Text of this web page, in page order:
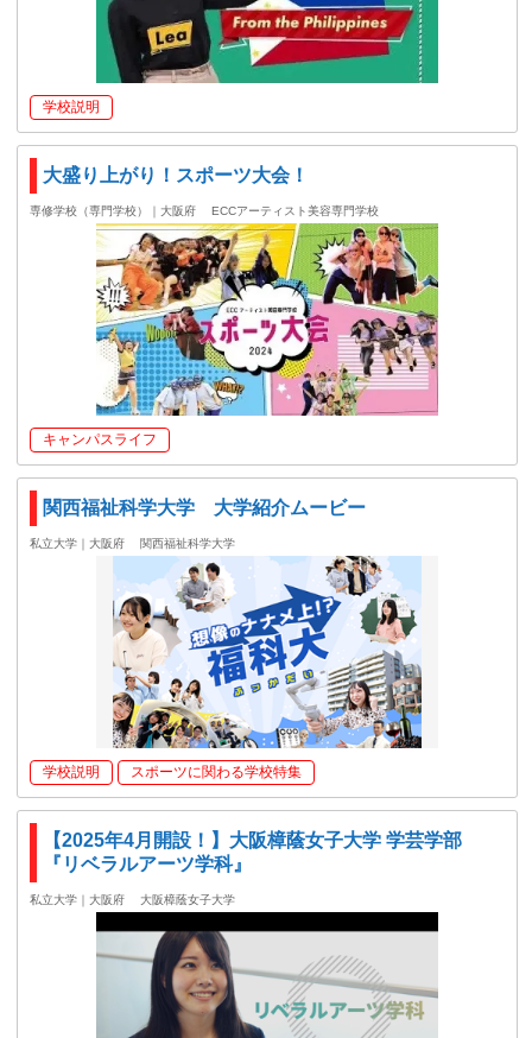
学校説明
大盛り上がり！スポーツ大会！
専修学校（専門学校）｜大阪府 ECCアーティスト美容専門学校
キャンパスライフ
関西福祉科学大学 大学紹介ムービー
私立大学｜大阪府 関西福祉科学大学
学校説明 スポーツに関わる学校特集
【2025年4月開設！】大阪樟蔭女子大学 学芸学部
『リベラルアーツ学科』
私立大学｜大阪府 大阪樟蔭女子大学